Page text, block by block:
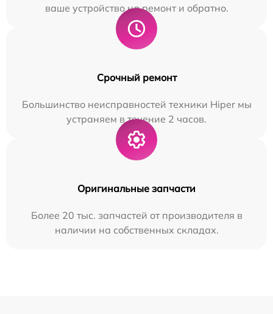
ваше устройство на ремонт и обратно.
Срочный ремонт
Большинство неисправностей техники Hiper мы
устраняем в течение 2 часов.
Оригинальные запчасти
Более 20 тыс. запчастей от производителя в
наличии на собственных складах.